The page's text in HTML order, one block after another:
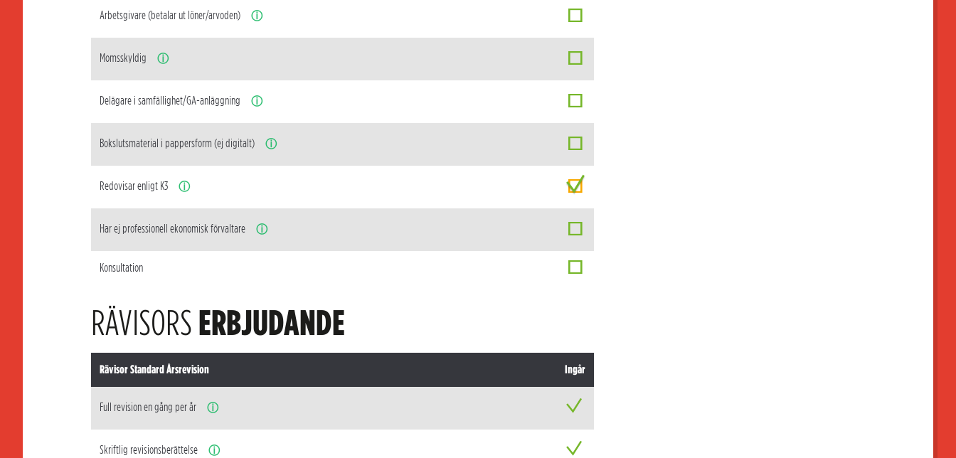
Arbetsgivare (betalar ut löner/arvoden) ⓘ
Momsskyldig ⓘ
Delägare i samfällighet/GA-anläggning ⓘ
Bokslutsmaterial i pappersform (ej digitalt) ⓘ
Redovisar enligt K3 ⓘ
Har ej professionell ekonomisk förvaltare ⓘ
Konsultation
RÄVISORSERBJUDANDE
Rävisor Standard Årsrevision Ingår
Full revision en gång per år ⓘ
Skriftlig revisionsberättelse ⓘ